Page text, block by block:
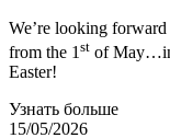
We’re looking
from the 1 st of May…in
Easter!
Узнать больше
15/05/2026